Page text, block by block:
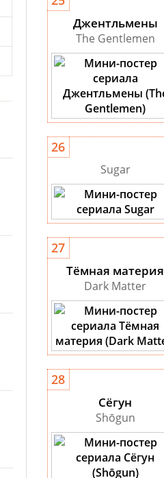
Джентльмены
The Gentlemen
26
Sugar
27
Тёмная материя
Dark Matter
28
Сёгун
Shōgun